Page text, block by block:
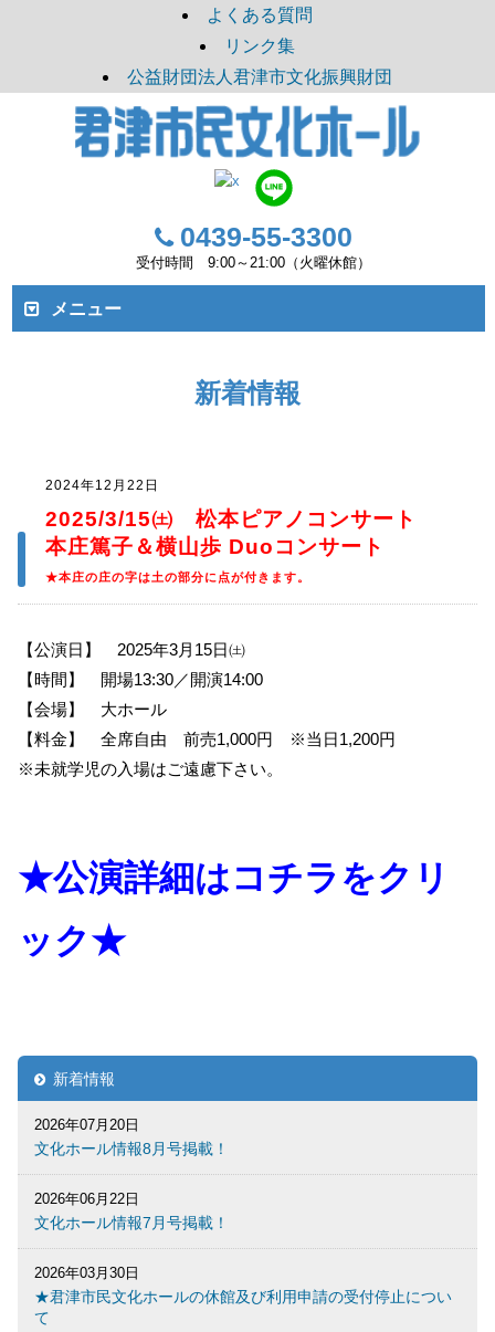
よくある質問
リンク集
公益財団法人君津市文化振興財団
0439-55-3300
受付時間 9:00～21:00（火曜休館）
メニュー
新着情報
2024年12月22日
2025/3/15㈯ 松本ピアノコンサート
本庄篤子＆横山歩 Duoコンサート
★本庄の庄の字は土の部分に点が付きます。
【公演日】 2025年3月15日㈯
【時間】 開場13:30／開演14:00
【会場】 大ホール
【料金】 全席自由 前売1,000円 ※当日1,200円
※未就学児の入場はご遠慮下さい。
★公演詳細はコチラをクリ
ック★
新着情報
2026年07月20日
文化ホール情報8月号掲載！
2026年06月22日
文化ホール情報7月号掲載！
2026年03月30日
★君津市民文化ホールの休館及び利用申請の受付停止につい
て